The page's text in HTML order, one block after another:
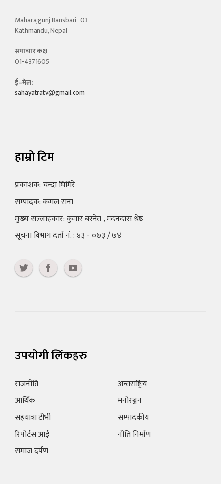
Maharajgunj Bansbari -03
Kathmandu, Nepal
समाचार कक्ष
01-4371605
ई–मेल:
sahayatratv@gmail.com
हाम्रो टिम
प्रकाशक: चन्दा घिमिरे
सम्पादक: कमल राना
मुख्य सल्लाहकार: कुमार बस्नेत , मदनदास श्रेष्ठ
सूचना विभाग दर्ता नं. : ४३ - ०७३ / ७४
उपयोगी लिंकहरु
राजनीति
आर्थिक
सहयात्रा टीभी
रिपोर्टस आई
समाज दर्पण
अन्तराष्ट्रिय
मनोरञ्जन
सम्पादकीय
नीति निर्माण